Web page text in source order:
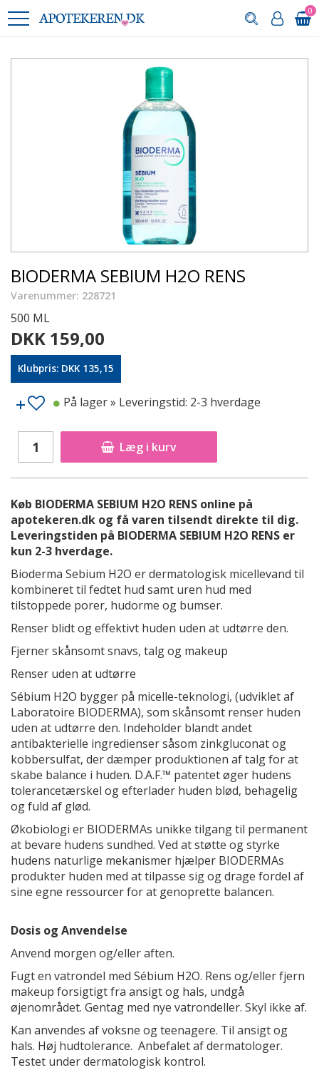
0
BIODERMA SEBIUM H2O RENS
Varenummer: 228721
500 ML
DKK 159,00
Klubpris: DKK 135,15
Læg i kurv
På lager» Leveringstid: 2-3 hverdage
Køb BIODERMA SEBIUM H2O RENS online på
apotekeren.dk og få varen tilsendt direkte til dig.
Leveringstiden på BIODERMA SEBIUM H2O RENS er
kun 2-3 hverdage.
Bioderma Sebium H2O er dermatologisk micellevand til
kombineret til fedtet hud samt uren hud med
tilstoppede porer, hudorme og bumser.
Renser blidt og effektivt huden uden at udtørre den.
Fjerner skånsomt snavs, talg og makeup
Renser uden at udtørre
Sébium H2O bygger på micelle-teknologi, (udviklet af
Laboratoire BIODERMA), som skånsomt renser huden
uden at udtørre den. Indeholder blandt andet
antibakterielle ingredienser såsom zinkgluconat og
kobbersulfat, der dæmper produktionen af talg for at
skabe balance i huden. D.A.F.™ patentet øger hudens
tolerancetærskel og efterlader huden blød, behagelig
og fuld af glød.
Økobiologi er BIODERMAs unikke tilgang til permanent
at bevare hudens sundhed. Ved at støtte og styrke
hudens naturlige mekanismer hjælper BIODERMAs
produkter huden med at tilpasse sig og drage fordel af
sine egne ressourcer for at genoprette balancen.
Dosis og Anvendelse
Anvend morgen og/eller aften.
Fugt en vatrondel med Sébium H2O. Rens og/eller fjern
makeup forsigtigt fra ansigt og hals, undgå
øjenområdet. Gentag med nye vatrondeller. Skyl ikke af.
Kan anvendes af voksne og teenagere. Til ansigt og
hals. Høj hudtolerance. Anbefalet af dermatologer.
Testet under dermatologisk kontrol.